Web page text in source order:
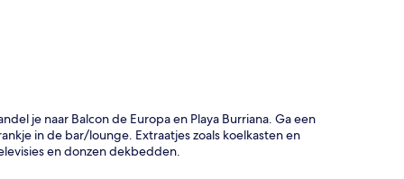
je naar Balcon de Europa en Playa Burriana. Ga een
in de bar/lounge. Extraatjes zoals koelkasten en
en donzen dekbedden.